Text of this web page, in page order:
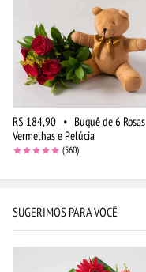
R$ 184,90 • Buquê de 6 Rosas
Vermelhas e Pelúcia
(560)
SUGERIMOS PARA VOCÊ